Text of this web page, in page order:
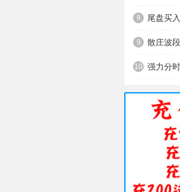
8 尾盘买
9 散庄波
10 强力分